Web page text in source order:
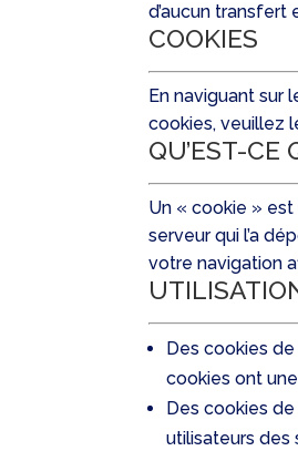
d’aucun transfert
COOKIES
En naviguant sur
cookies, veuillez
QU’EST-CE
Un « cookie »
serveur qui l’a
votre navigation
Des cookies
cookies ont
Des cookies
utilisateurs des